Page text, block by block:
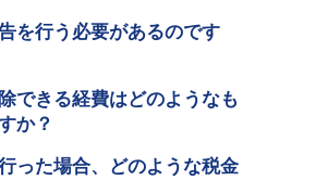
を行う必要があるのです
できる経費はどのようなも
か？
った場合、どのような税金